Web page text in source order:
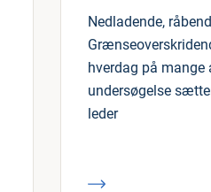
Nedladende,
hverdag på mange
undersøgelse
leder